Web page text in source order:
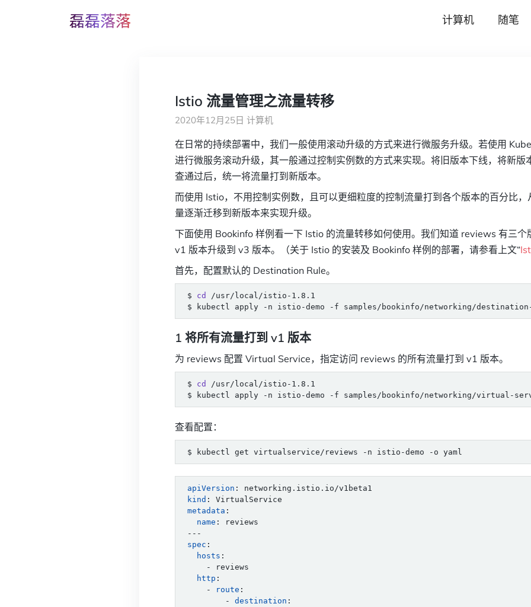
磊磊落落 计算机 随笔
Istio 流量管理之流量转移
2020年12月25日 计算机
在日常的持续部署中，我们一般使用滚动升级的方式来进行微服务升级。若使用
进行微服务滚动升级，其一般通过控制实例数的方式来实现。将旧版本下线，将新版
查通过后，统一将流量打到新版本。
而使用 Istio，不用控制实例数，且可以更细粒度的控制流量打到各个版本的百分比
量逐渐迁移到新版本来实现升级。
下面使用 Bookinfo 样例看一下 Istio 的流量转移如何使用。我们知道 reviews 有三个
v1 版本升级到 v3 版本。（关于 Istio 的安装及 Bookinfo 样例的部署，请参看上文“
首先，配置默认的 Destination Rule。
$ cd
1 将所有流量打到 v1 版本
为 reviews 配置 Virtual Service，指定访问 reviews 的所有流量打到 v1 版本。
$ cd
查看配置：
apiVersion :
networking.istio.io/v1beta1
kind :
VirtualService
metadata :
name :
reviews
---
spec :
hosts :
- reviews
http :
-
route :
- destination :